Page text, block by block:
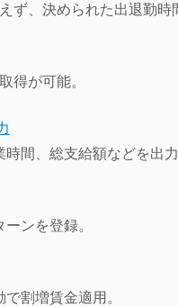
ず、決められた出退勤時
得が可能。
間、総支給額などを出
ンを登録。
割増賃金適用。